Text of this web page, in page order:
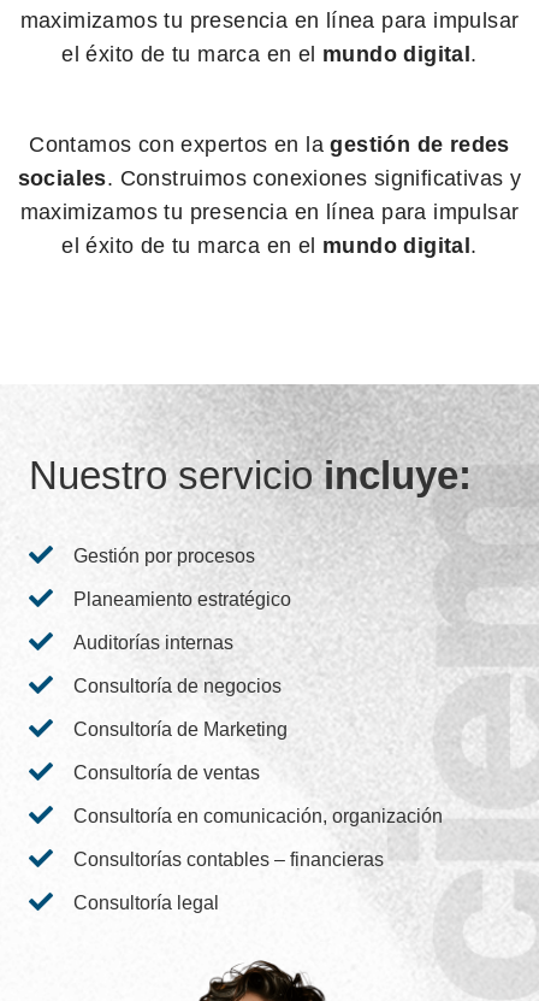
maximizamos tu presencia en línea para impulsar
el éxito de tu marca en el mundo digital.
Contamos con expertos en lagestión de redes
sociales. Construimos conexiones significativas y
maximizamos tu presencia en línea para impulsar
el éxito de tu marca en el mundo digital.
Nuestro servicioincluye:
Gestión por procesos
Planeamiento estratégico
Auditorías internas
Consultoría de negocios
Consultoría de Marketing
Consultoría de ventas
Consultoría en comunicación, organización
Consultorías contables – financieras
Consultoría legal